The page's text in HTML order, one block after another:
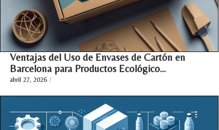
Ventajas del Uso de Envases de Cartón en
Barcelona para Productos Ecológico…
abril 27, 2026 /